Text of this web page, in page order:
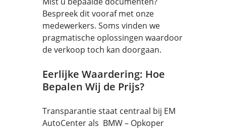
Bespreek dit vooraf met onze
medewerkers. Soms vinden we
pragmatische oplossingen waardoor
de verkoop toch kan doorgaan.
Eerlijke Waardering: Hoe
Bepalen Wij de Prijs?
Transparantie staat centraal bij EM
AutoCenter als BMW – Opkoper